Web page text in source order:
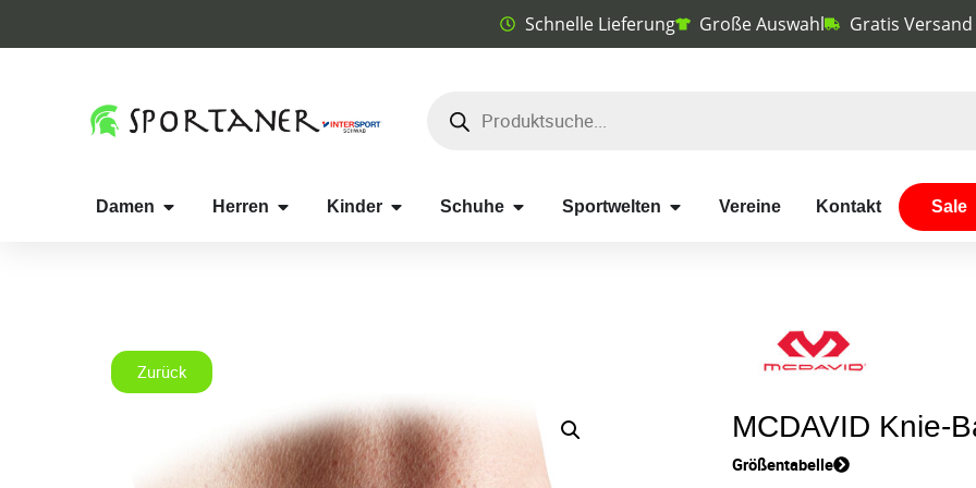
Schnelle Lieferung Große Auswahl Gratis
Damen Herren Kinder Schuhe Sportwelten Vereine Kontakt Sale
Zurück
MCDAVID Knie-
Größentabelle